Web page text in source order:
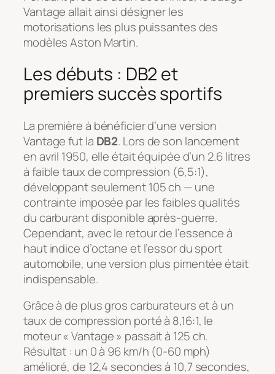
Vantage allait ainsi désigner les
motorisations les plus puissantes des
modèles Aston Martin.
Les débuts : DB2 et
premiers succès sportifs
La première à bénéficier d’une version
Vantage fut la DB2. Lors de son lancement
en avril 1950, elle était équipée d’un 2.6 litres
à faible taux de compression (6,5:1),
développant seulement 105 ch — une
contrainte imposée par les faibles qualités
du carburant disponible après-guerre.
Cependant, avec le retour de l’essence à
haut indice d’octane et l’essor du sport
automobile, une version plus pimentée était
indispensable.
Grâce à de plus gros carburateurs et à un
taux de compression porté à 8,16:1, le
moteur « Vantage » passait à 125 ch.
Résultat : un 0 à 96 km/h (0-60 mph)
amélioré, de 12,4 secondes à 10,7 secondes,